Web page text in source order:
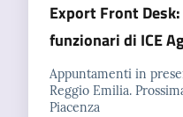
Export Front
funzionari di ICE
Appuntamenti in
Reggio Emilia.
Piacenza